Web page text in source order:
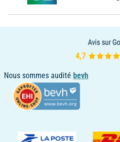
Nous sommes audité bevh